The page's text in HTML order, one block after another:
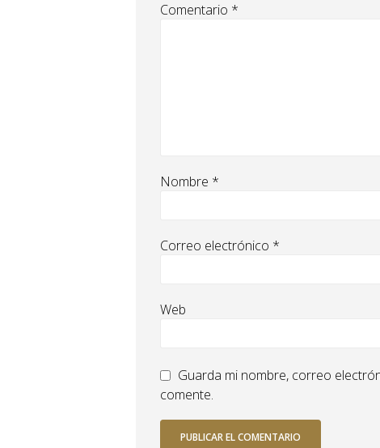
Comentario *
Nombre *
Correo electrónico *
Web
Guarda mi nombre, correo
comente.